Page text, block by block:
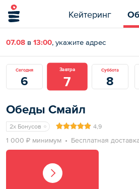
Кейтеринг
07.08 в 13:00, укажите адрес
Сегодня
6
Завтра
7
Суббота
8
Обеды Смайл
2x Бонусов 4,9
1 000 ₽ минимум Бесплатная